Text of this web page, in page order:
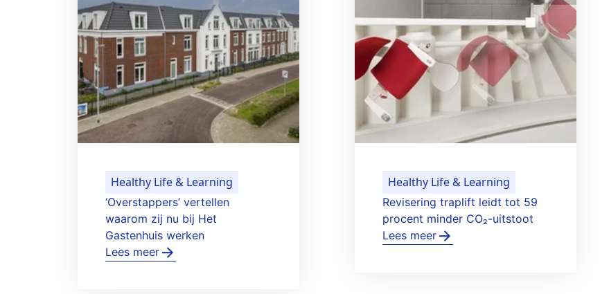
Healthy Life & Learning
‘Overstappers’ vertellen
waarom zij nu bij Het
Gastenhuis werken
Lees meer
Healthy Life & Learning
Revisering traplift leidt tot 59
procent minder CO₂-uitstoot
Lees meer